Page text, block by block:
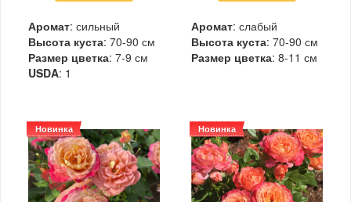
Аромат: сильный
Высота куста: 70-90 см
Размер цветка: 7-9 см
USDA: 1
Аромат: слабый
Высота куста: 70-90 см
Размер цветка: 8-11 см
Новинка Новинка